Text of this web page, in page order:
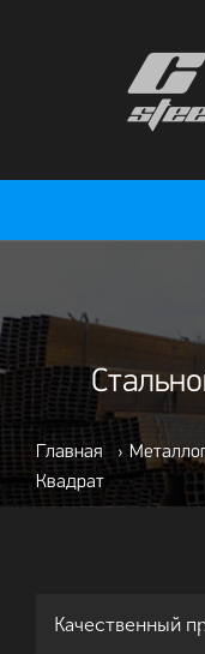
Главная ›
Квадрат
Качественный